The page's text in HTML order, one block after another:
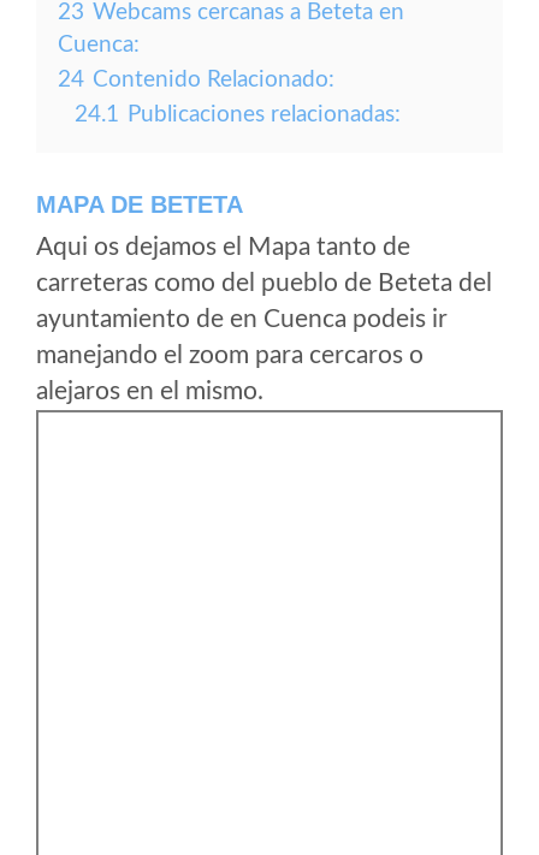
23 Webcams cercanas a Beteta en
Cuenca:
24 Contenido Relacionado:
24.1 Publicaciones relacionadas:
MAPA DE BETETA
Aqui os dejamos el Mapa tanto de
carreteras como del pueblo de Beteta del
ayuntamiento de en Cuenca podeis ir
manejando el zoom para cercaros o
alejaros en el mismo.